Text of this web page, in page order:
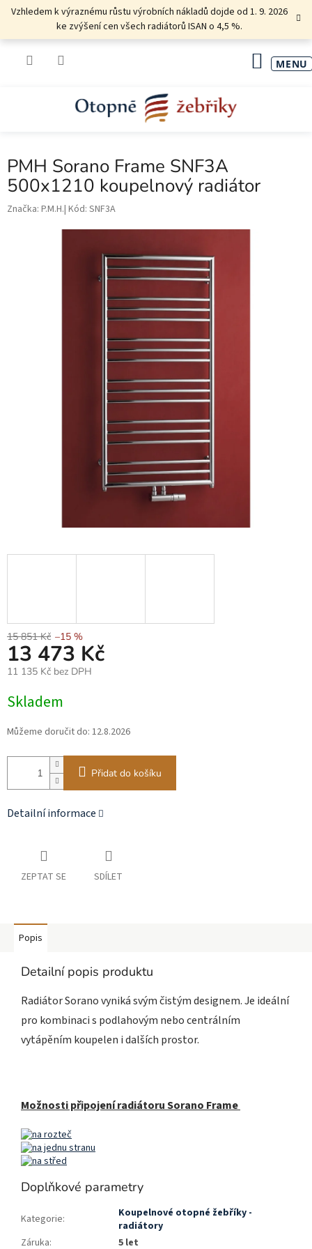
PřejítVzhledem k výraznému růstu výrobních nákladů dojde od 1. 9. 2026
ke zvýšení cen všech radiátorů ISAN o 4,5 %.
PMH Sorano Frame SNF3A
500x1210 koupelnový radiátor
Značka: P.M.H. Kód: SNF3A
15 851 Kč –15 %
13 473 Kč
11 135 Kč bez DPH
cena:
Skladem
Můžeme doručit do: 12.8.2026
Přidat do košíku
Detailní informace
ZEPTAT SE SDÍLET
Popis
Detailní popis produktu
Radiátor Sorano vyniká svým čistým designem. Je ideální
pro kombinaci s podlahovým nebo centrálním
vytápěním koupelen i dalších prostor.
Možnosti připojení radiátoru Sorano Frame
Doplňkové parametry
Kategorie:
Koupelnové otopné žebříky -
radiátory
Záruka: 5 let